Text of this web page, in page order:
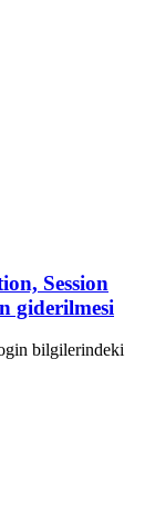
Session
giderilmesi
bilgilerindeki